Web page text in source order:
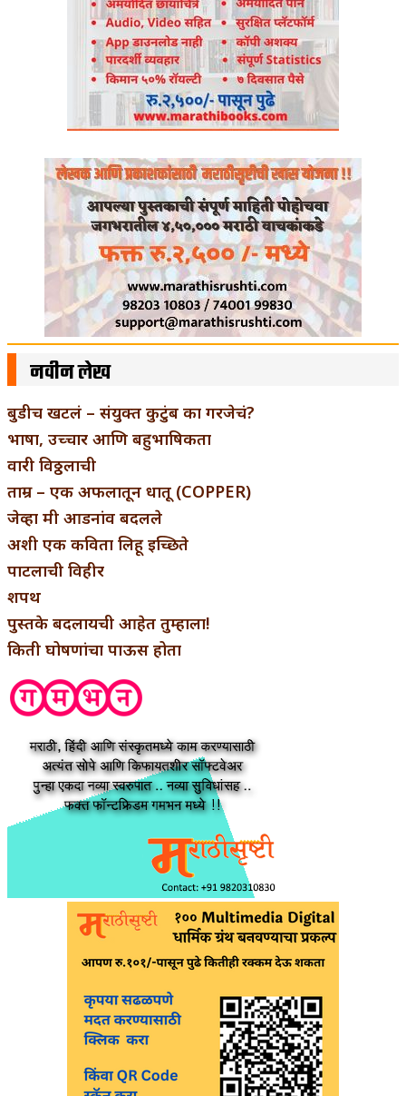
नवीन लेख
बुडीच खटलं – संयुक्त कुटुंब का गरजेचं?
भाषा, उच्चार आणि बहुभाषिकता
वारी विठ्ठलाची
ताम्र – एक अफलातून धातू (COPPER)
जेव्हा मी आडनांव बदलले
अशी एक कविता लिहू इच्छिते
पाटलाची विहीर
शपथ
पुस्तके बदलायची आहेत तुम्हाला!
किती घोषणांचा पाऊस होता